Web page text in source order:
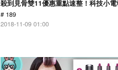
殺到見骨雙11優惠重點速整！科技小
# 189
2018-11-09 01:00